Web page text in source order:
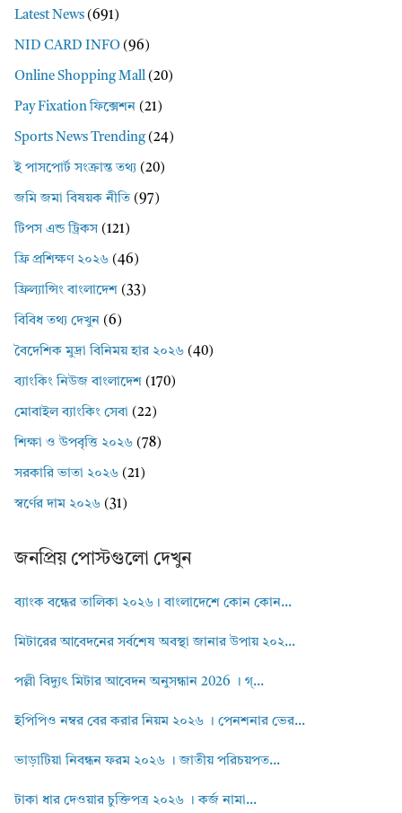
Latest News (691)
NID CARD INFO (96)
Online Shopping Mall (20)
Pay Fixation ফিক্সেশন (21)
Sports News Trending(24)
ই পাসপোর্ট সংক্রান্ত তথ্য (20)
জমি জমা বিষয়ক নীতি (97)
টিপস এন্ড ট্রিকস (121)
ফ্রি প্রশিক্ষণ ২০২৬ (46)
ফ্রিল্যান্সিং বাংলাদেশ (33)
বিবিধ তথ্য দেখুন (6)
বৈদেশিক মুদ্রা বিনিময় হার ২০২৬ (40)
ব্যাংকিং নিউজ বাংলাদেশ (170)
মোবাইল ব্যাংকিং সেবা (22)
শিক্ষা ও উপবৃত্তি ২০২৬ (78)
সরকারি ভাতা ২০২৬ (21)
স্বর্ণের দাম ২০২৬ (31)
জনপ্রিয় পোস্টগুলো দেখুন
ব্যাংক বন্ধের তালিকা ২০২৬। বাংলাদেশে কোন কোন...
মিটারের আবেদনের সর্বশেষ অবস্থা জানার উপায় ২০২...
পল্লী বিদ্যুৎ মিটার আবেদন অনুসন্ধান 2026 । গ্...
ইপিপিও নম্বর বের করার নিয়ম ২০২৬ । পেনশনার ভের...
ভাড়াটিয়া নিবন্ধন ফরম ২০২৬ । জাতীয় পরিচয়পত...
টাকা ধার দেওয়ার চুক্তিপত্র ২০২৬ । কর্জ নামা...